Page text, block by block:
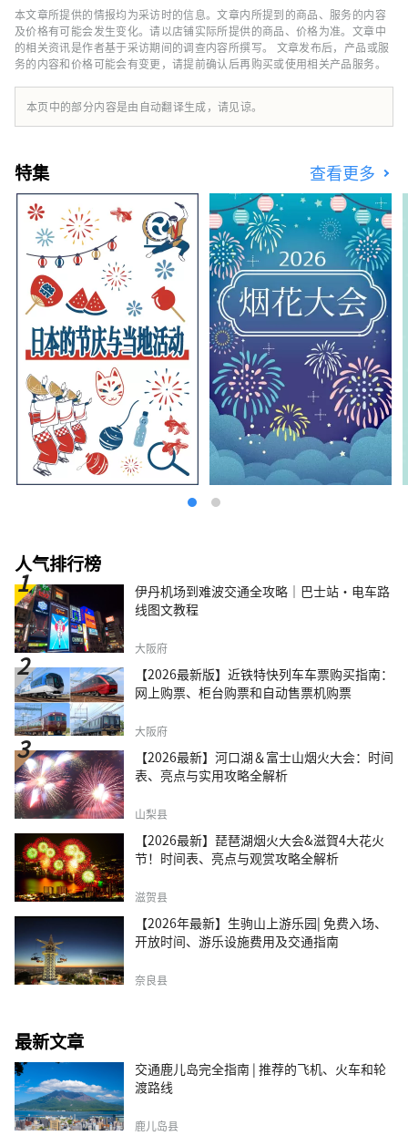
封面照片展示的是三重县的阿戈湾。阿戈湾素有
“珍珠之乡”的美誉，拥有众多岛屿，景色宁静
优美，是理想的游船目的地。
本文章所提供的情报均为采访时的信息。文章内所提到的商品、服务的内容
及价格有可能会发生变化。请以店铺实际所提供的商品、价格为准。文章中
的相关资讯是作者基于采访期间的调查内容所撰写。 文章发布后，产品或服
务的内容和价格可能会有变更，请提前确认后再购买或使用相关产品服务。
本页中的部分内容是由自动翻译生成，请见谅。
特集 查看更多
人气排行榜
伊丹机场到难波交通全攻略｜巴士站・电车路
线图文教程
大阪府
【2026最新版】近铁特快列车车票购买指南：
网上购票、柜台购票和自动售票机购票
大阪府
【2026最新】河口湖＆富士山烟火大会：时间
表、亮点与实用攻略全解析
山梨县
【2026最新】琵琶湖烟火大会&滋賀4大花火
节！时间表、亮点与观赏攻略全解析
滋贺县
【2026年最新】生驹山上游乐园| 免费入场、
开放时间、游乐设施费用及交通指南
奈良县
最新文章
交通鹿儿岛完全指南 | 推荐的飞机、火车和轮
渡路线
鹿儿岛县